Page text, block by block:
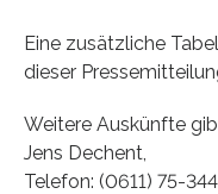
Eine zusätzliche
dieser
Weitere Auskünfte
Jens Dechent,
Telefon: (0611) 75-